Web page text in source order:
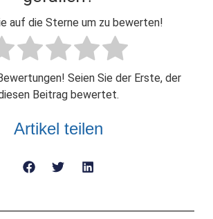
auf die Sterne um zu bewerten!
Seien Sie der Erste, der
Beitrag bewertet.
Artikel teilen